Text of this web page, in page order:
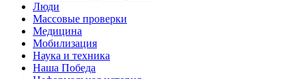
Люди
Массовые проверки
Медицина
Мобилизация
Наука и техника
Наша Победа